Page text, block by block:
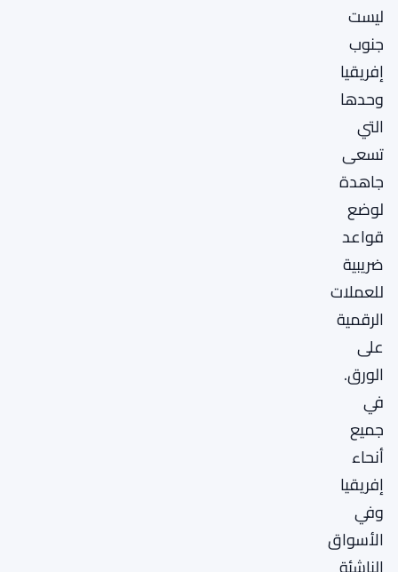
ليست
جنوب
إفريقيا
وحدها
التي
تسعى
جاهدة
لوضع
قواعد
ضريبية
للعملات
الرقمية
على
الورق.
في
جميع
أنحاء
إفريقيا
وفي
الأسواق